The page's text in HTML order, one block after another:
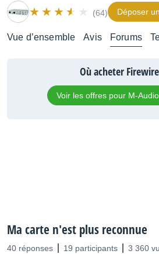
(64) Déposer
Vue d’ensemble Avis Forums
Où acheter
Voir les offres pour M-
Ma carte n'est plus reconnue
40 réponses 19 participants 3 360